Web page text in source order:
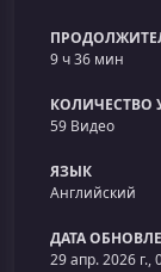
9 ч 36 мин
КОЛИЧЕСТВО
59 Видео
ЯЗЫК
Английский
ДАТА
29 апр. 2026 г.,